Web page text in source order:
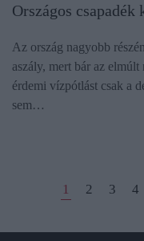
Országos
Az ország nagyobb
aszály, mert bár az
érdemi vízpótlást csak a
sem…
1 2 3 4